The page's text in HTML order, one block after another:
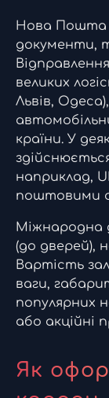
Нова Пошта
документи,
великих
Львів,
країни. У
наприклад,
поштовими
Міжнародна
(до дверей),
Вартість
ваги,
популярних
або акційні
Як